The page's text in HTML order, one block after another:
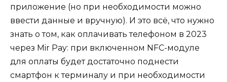
приложение (но при необходимости можно
ввести данные и вручную). И это всё, что нужно
знать о том, как оплачивать телефоном в 2023
через Mir Pay: при включенном NFC-модуле
для оплаты будет достаточно поднести
смартфон к терминалу и при необходимости